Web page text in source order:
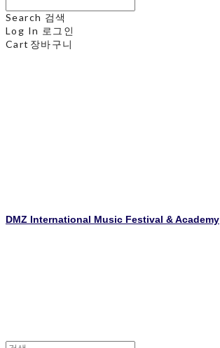
Search 검색
Log In 로그인
Cart 장바구니
DMZ International Music Festival & Academy